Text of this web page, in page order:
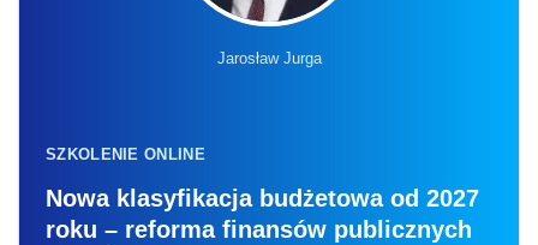
Jarosław Jurga
SZKOLENIE ONLINE
Nowa klasyfikacja budżetowa od 2027
roku – reforma finansów publicznych